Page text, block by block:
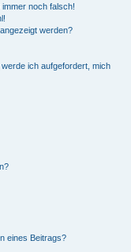
noch falsch!
werden?
ich aufgefordert, mich
eines Beitrags?